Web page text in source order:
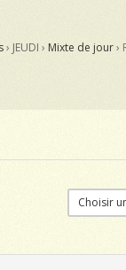
› JEUDI › Mixte de jour›
Choisir